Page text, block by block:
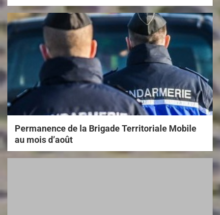
Permanence de la Brigade Territoriale Mobile
au mois d’août